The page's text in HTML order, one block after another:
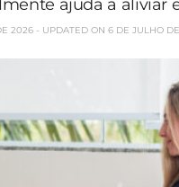
ajuda a aliviar
2026 - UPDATED ON 6 DE JULHO